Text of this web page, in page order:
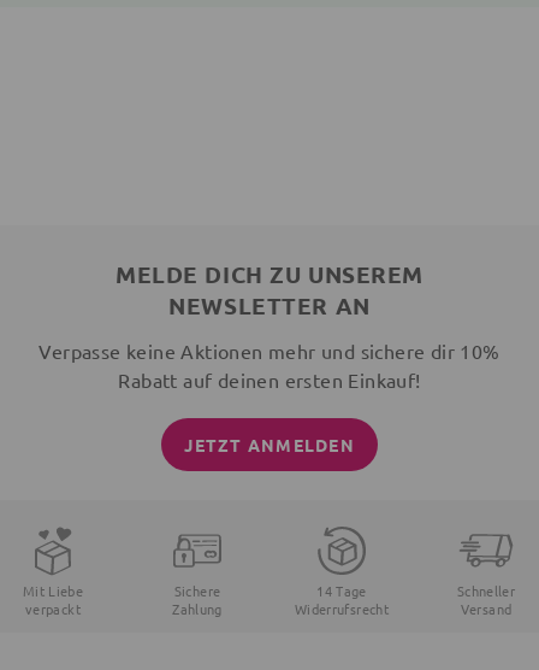
MELDE DICH ZU UNSEREM
NEWSLETTER AN
Verpasse keine Aktionen mehr und sichere dir 10%
Rabatt auf deinen ersten Einkauf!
JETZT ANMELDEN
Mit Liebe
verpackt
Sichere
Zahlung
14 Tage
Widerrufsrecht
Schneller
Versand